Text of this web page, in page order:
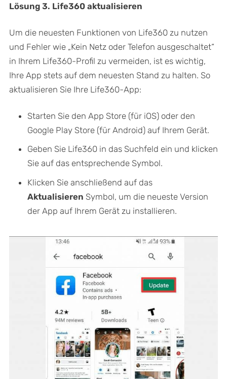
Lösung 3. Life360 aktualisieren
Um die neuesten Funktionen von Life360 zu nutzen
und Fehler wie „Kein Netz oder Telefon ausgeschaltet“
in Ihrem Life360-Profil zu vermeiden, ist es wichtig,
Ihre App stets auf dem neuesten Stand zu halten. So
aktualisieren Sie Ihre Life360-App:
Starten Sie den App Store (für iOS) oder den
Google Play Store (für Android) auf Ihrem Gerät.
Geben Sie Life360 in das Suchfeld ein und klicken
Sie auf das entsprechende Symbol.
Klicken Sie anschließend auf das
Aktualisieren Symbol, um die neueste Version
der App auf Ihrem Gerät zu installieren.